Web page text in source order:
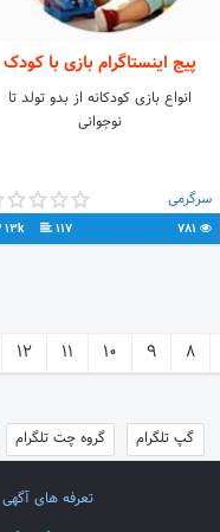
پیج اینستاگرام بازی با کودک
انواع بازی کودکانه از بدو تولد تا
نوجوانی
سرگرمی
117
13k
8
9
10
11
12
گپ تلگرام گروه چت تلگرام
تعرفه های آگهی